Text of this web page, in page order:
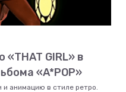
GIRL» в
«A*POP»
анимацию в стиле ретро.